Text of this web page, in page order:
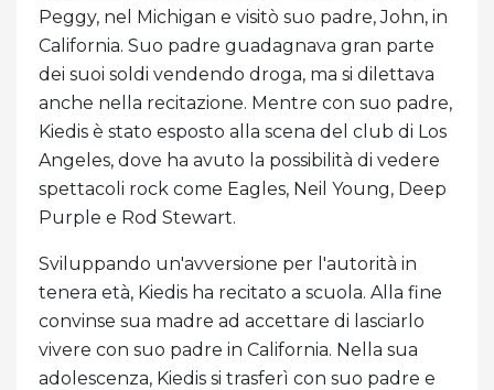
Peggy, nel Michigan e visitò suo padre, John, in
California. Suo padre guadagnava gran parte
dei suoi soldi vendendo droga, ma si dilettava
anche nella recitazione. Mentre con suo padre,
Kiedis è stato esposto alla scena del club di Los
Angeles, dove ha avuto la possibilità di vedere
spettacoli rock come Eagles, Neil Young, Deep
Purple e Rod Stewart.
Sviluppando un'avversione per l'autorità in
tenera età, Kiedis ha recitato a scuola. Alla fine
convinse sua madre ad accettare di lasciarlo
vivere con suo padre in California. Nella sua
adolescenza, Kiedis si trasferì con suo padre e